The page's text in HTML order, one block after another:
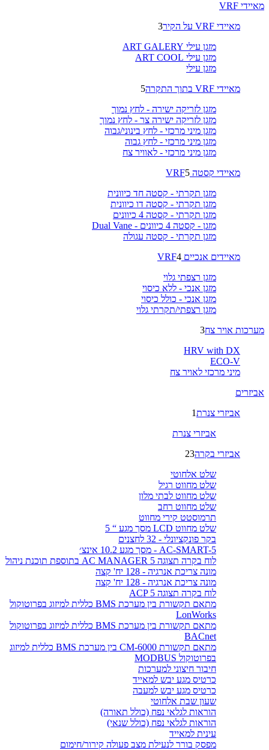
מאיידי VRF
מאיידי VRF על הקיר
3
מזגן עילי ART GALERY
מזגן עילי ART COOL
מזגן עילי
מאיידי VRF בתוך התקרה
5
מזגן לזריקה ישירה - לחץ נמוך
מזגן לזריקה ישירה צר - לחץ נמוך
מזגן מיני מרכזי - לחץ בינוני/גבוה
מזגן מיני מרכזי - לחץ גבוה
מזגן מיני מרכזי - לאוויר צח
מאיידי קסטה VRF 5
מזגן תקרתי - קסטה חד כיוונית
מזגן תקרתי - קסטה דו כיוונית
מזגן תקרתי - קסטה 4 כיוונים
מזגן - קסטה 4 כיוונים - Dual Vane
מזגן תקרתי - קסטה עגולה
מאיידים אנכיים VRF 4
מזגן רצפתי גלוי
מזגן אנכי - ללא כיסוי
מזגן אנכי - כולל כיסוי
מזגן רצפתי/תקרתי גלוי
מערכות אויר צח3
HRV with DX
ECO-V
מיני מרכזי לאויר צח
אביזרים
אביזרי צנרת1
אביזרי צנרת
אביזרי בקרה23
שלט אלחוטי
שלט מחווט רגיל
שלט מחווט לבתי מלון
שלט מחווט רחב
תרמוסטט קירי מחווט
שלט מחווט LCD מסך מגע “ 5
בקר פונקציונלי - 32 לחצנים
AC-SMART-5 - מסך מגע 10.2 אינצ׳
לוח בקרה תצוגה AC MANAGER 5 בתוספת תוכנת ניהול
מונה צריכת אנרגיה - 128 יח' קצה
מונה צריכת אנרגיה - 128 יח' קצה
לוח בקרה תצוגה ACP 5
מתאם תקשורת בין מערכת BMS כללית למיזוג בפרוטוקול
LonWorks
מתאם תקשורת בין מערכת BMS כללית למיזוג בפרוטוקול
BACnet
מתאם תקשורת CM-6000 בין מערכת BMS כללית למיזוג
בפרוטוקול MODBUS
חיבור חיצוני למערכות
כרטיס מגע יבש למאייד
כרטיס מגע יבש למעבה
שעון שבת אלחוטי
הוראות לגלאי נפח (כולל תאורה)
הוראות לגלאי נפח (כולל שנאי)
עינית למאייד
מפסק בורר לנעילת מצב פעולה קירור/חימום